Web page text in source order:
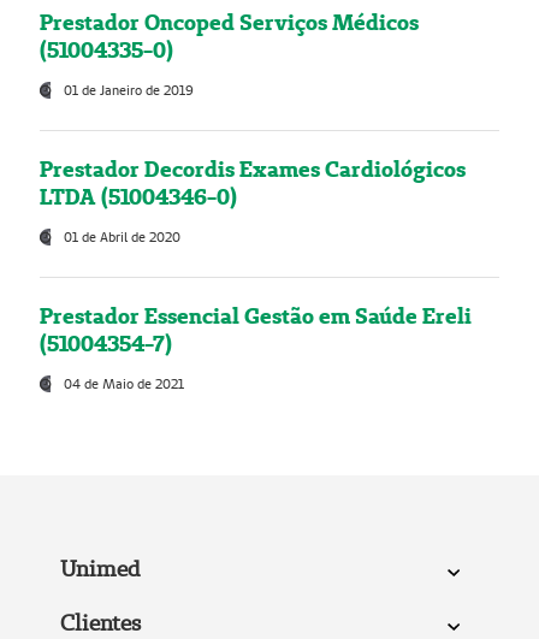
Prestador Oncoped Serviços Médicos
(51004335-0)
01 de Janeiro de 2019
Prestador Decordis Exames Cardiológicos
LTDA (51004346-0)
01 de Abril de 2020
Prestador Essencial Gestão em Saúde Ereli
(51004354-7)
04 de Maio de 2021
Unimed
Clientes